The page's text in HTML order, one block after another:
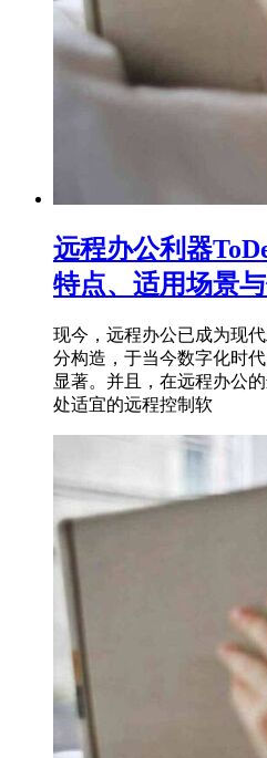
远程办公利器
特点、适用场景
现今，远程办公已成为现
分构造，于当今数字化时
显著。并且，在远程办公
处适宜的远程控制软